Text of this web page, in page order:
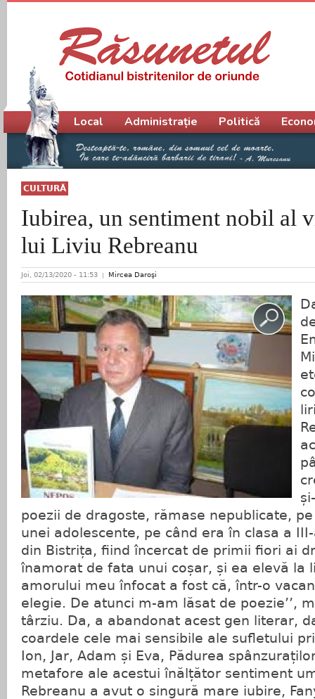
CULTURĂ
Iubirea, un sentiment nobil al
lui Liviu Rebreanu
Joi, 02/13/2020 - 11:53 Mircea Daroşi
poezii de dragoste, rămase nepublicate,
unei adolescente, pe când era în clasa a
din Bistrița, fiind încercat de primii fiori ai
înamorat de fata unui coșar, și ea elevă la
amorului meu înfocat a fost că, într-o
elegie. De atunci m-am lăsat de poezie’’,
târziu. Da, a abandonat acest gen literar,
coardele cele mai sensibile ale sufletului
Ion, Jar, Adam și Eva, Pădurea
metafore ale acestui înălțător sentiment
Rebreanu a avut o singură mare iubire,
Meniu principal
Local Administrație Politică